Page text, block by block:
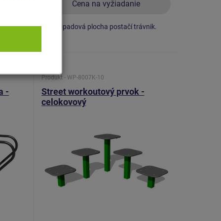
Cena na vyžiadanie
Ako dopadová plocha postačí trávnik.
-
Produkt - WP-8007K-10
Street workoutový prvok -
celokovový